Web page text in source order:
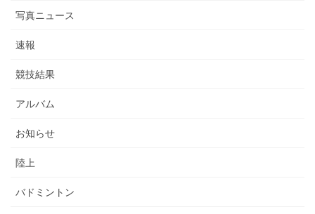
写真ニュース
速報
競技結果
アルバム
お知らせ
陸上
バドミントン